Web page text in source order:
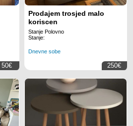
50€
Prodajem trosjed malo
koriscen
Stanje Polovno
Stanje:
Dnevne sobe
250€